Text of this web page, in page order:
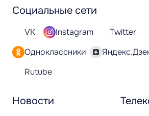
Новости
Социальные сети
VK Instagram Twitter
Одноклассники
Rutube